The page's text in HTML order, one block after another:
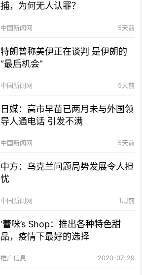
捕，为何无人认罪？
中国新闻网 5天前
特朗普称美伊正在谈判 是伊朗的
“最后机会”
中国新闻网 5天前
日媒：高市早苗已两月未与外国领
导人通电话 引发不满
中国新闻网 5天前
中方：乌克兰问题局势发展令人担
忧
中国新闻网 1周前
‘蕾咪’s Shop：推出各种特色甜
品，疫情下最好的选择
推广信息 2020-07-29